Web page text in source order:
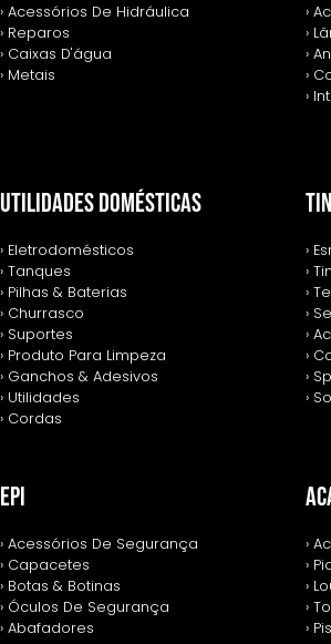
› Acessórios De Hidráulica
› Reparos
› Caixas D'água
› Metais
›
›
›
›
›
UTILIDADES DOMÉSTICAS
› Eletrodomésticos
› Tanques
› Pilhas & Baterias
› Churrasco
› Suportes
› Produto Para Limpeza
› Ganchos & Adesivos
› Utilidades
› Cordas
›
›
›
›
›
›
›
›
EPI
› Acessórios De Segurança
› Capacetes
› Botas & Botinas
› Óculos De Segurança
› Abafadores
›
›
›
›
›